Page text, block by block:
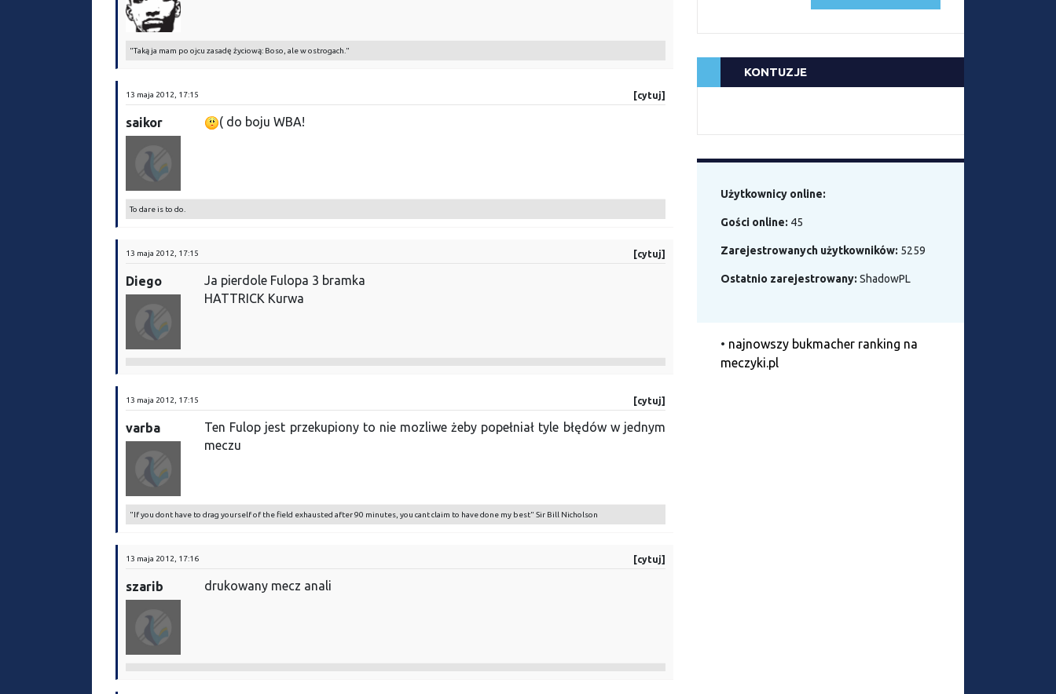
"Taką ja mam po ojcu zasadę życiową: Boso, ale w ostrogach."
13 maja 2012, 17:15 [cytuj]
saikor ( do boju WBA!
To dare is to do.
13 maja 2012, 17:15 [cytuj]
Diego
Ja pierdole Fulopa 3 bramka
HATTRICK Kurwa
13 maja 2012, 17:15 [cytuj]
varba
Ten Fulop jest przekupiony to nie mozliwe żeby popełniał tyle błędów w jednym
meczu
"If you dont have to drag yourself of the field exhausted after 90 minutes, you cant claim to have done my best" Sir Bill Nicholson
13 maja 2012, 17:16 [cytuj]
szarib drukowany mecz anali
KONTUZJE
Użytkownicy online:
Gości online: 45
Zarejestrowanych użytkowników: 5259
Ostatnio zarejestrowany: ShadowPL
• najnowszy bukmacher ranking na
meczyki.pl